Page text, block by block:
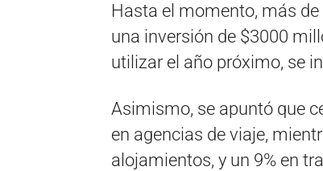
Hasta el momento, más
una inversión de $3000
utilizar el año próximo, se
Asimismo, se apuntó que
en agencias de viaje,
alojamientos, y un 9% en